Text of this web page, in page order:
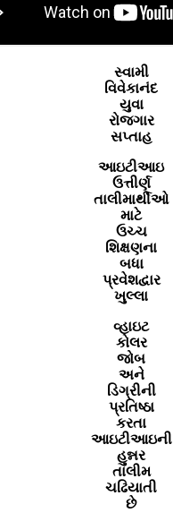
સ્‍વામી
વિવેકાનંદ
યુવા
રોજગાર
સપ્તાહ
આઇટીઆઇ
ઉત્તીર્ણ
તાલીમાર્થીઓ
માટે
ઉચ્‍ચ
શિક્ષણના
બધા
પ્રવેશદ્વાર
ખુલ્લા
વ્‍હાઇટ
કોલર
જોબ
અને
ડિગ્રીની
પ્રતિષ્‍ઠા
કરતા
આઇટીઆઇની
હુન્નર
તાલીમ
ચઢિયાતી
છે